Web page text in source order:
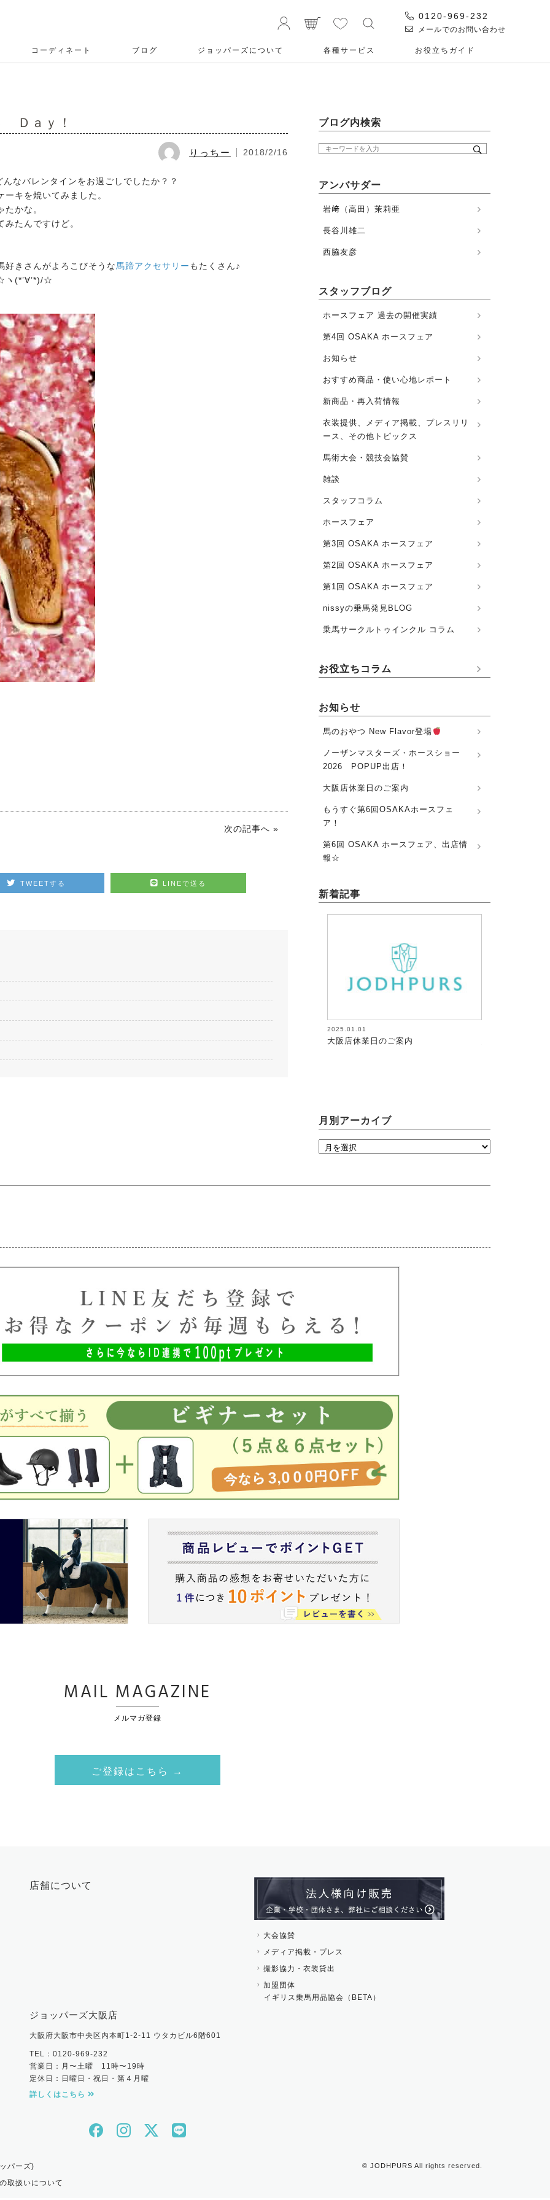
0120-969-232
メールでのお問い合わせ
コーディネート ブログ ジョッパーズについて 各種サービス お役⽴ちガイド
Ｄａｙ！
りっちー 2018/2/16
なバレンタインをお過ごしでしたか？？
キを焼いてみました。
かな。
たんですけど。
好きさんがよろこびそうな馬蹄アクセサリー もたくさん♪
ヽ(*’∀’*)/☆
次の記事へ »
TWEETする LINEで送る
ブログ内検索
アンバサダー
岩﨑（高田）茉莉亜
長谷川雄二
西脇友彦
スタッフブログ
ホースフェア 過去の開催実績
第4回 OSAKA ホースフェア
お知らせ
おすすめ商品・使い心地レポート
新商品・再入荷情報
衣装提供、メディア掲載、プレスリリ
ース、その他トピックス
馬術大会・競技会協賛
雑談
スタッフコラム
ホースフェア
第3回 OSAKA ホースフェア
第2回 OSAKA ホースフェア
第1回 OSAKA ホースフェア
nissyの乗馬発見BLOG
乗馬サークルトゥインクル コラム
お役立ちコラム
お知らせ
馬のおやつ New Flavor登場
ノーザンマスターズ・ホースショー
2026 POPUP出店！
大阪店休業日のご案内
もうすぐ第6回OSAKAホースフェ
ア！
第6回 OSAKA ホースフェア、出店情
報☆
新着記事
ノーザンマスターズ・ホースショー
2025.01.01
大阪店休業日のご案内
月別アーカイブ
MAIL MAGAZINE
メルマガ登録
ご登録はこちら →
店舗について
ジョッパーズ大阪店
大阪府大阪市中央区内本町1-2-11 ウタカビル6階601
TEL：0120-969-232
営業日：月〜土曜 11時〜19時
定休日：日曜日・祝日・第４月曜
詳しくはこちら
大会協賛
メディア掲載・プレス
撮影協力・衣装貸出
加盟団体
イギリス乗馬用品協会（BETA）
パーズ)
取扱いについて
© JODHPURS All rights reserved.